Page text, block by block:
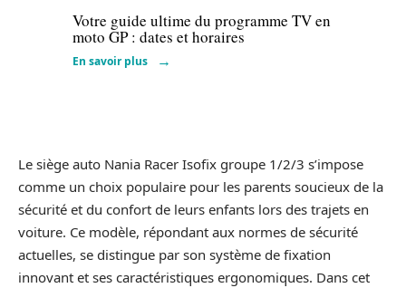
Votre guide ultime du programme TV en
moto GP : dates et horaires
En savoir plus
Le siège auto Nania Racer Isofix groupe 1/2/3 s’impose
comme un choix populaire pour les parents soucieux de la
sécurité et du confort de leurs enfants lors des trajets en
voiture. Ce modèle, répondant aux normes de sécurité
actuelles, se distingue par son système de fixation
innovant et ses caractéristiques ergonomiques. Dans cet